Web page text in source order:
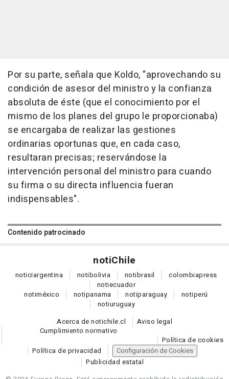
Por su parte, señala que Koldo, "aprovechando su
condición de asesor del ministro y la confianza
absoluta de éste (que el conocimiento por el
mismo de los planes del grupo le proporcionaba)
se encargaba de realizar las gestiones
ordinarias oportunas que, en cada caso,
resultaran precisas; reservándose la
intervención personal del ministro para cuando
su firma o su directa influencia fueran
indispensables".
Contenido patrocinado
notiChile
noticiargentina notibolivia notibrasil colombiapress
notiecuador
notiméxico notipanama notiparaguay notiperú
notiuruguay
Acerca de notichile.cl
Aviso legal
Cumplimiento normativo
Política de cookies
Política de privacidad
Configuración de Cookies
Publicidad estatal